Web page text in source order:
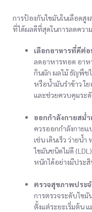
การป้องกันไขมันในเลือดสู
ที่ได้ผลดีที่สุดในการลดควา
เลือกอาหารที่ดีต่อ
ลดอาหารทอด อาห
กินผัก ผลไม้ ธัญพืช
หรือน้ำมันรำข้าว ใ
และช่วยควบคุมระ
ออกกำลังกายสม่ำ
ควรออกกำลังกาย
เช่น เดินเร็ว ว่ายน้
ไขมันชนิดไม่ดี
หนักได้อย่างมีประ
ตรวจสุขภาพประ
การตรวจระดับไขมั
ตั้งแต่ระยะเริ่มต้น แ